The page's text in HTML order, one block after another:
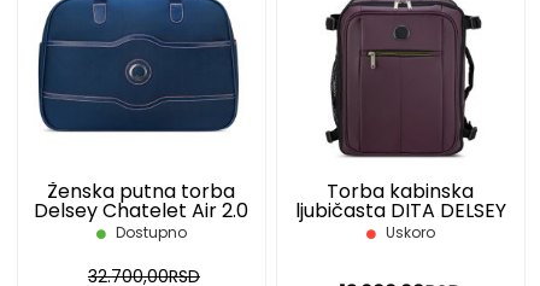
Ženska putna torba
Delsey Chatelet Air 2.0
Weekender S, plava
Dostupno
32.700,00RSD
LISTU
ŽELJA
Torba kabinska
ljubičasta DITA DELSEY
Uskoro